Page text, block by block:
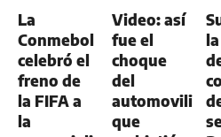
La
Conmebol
celebró el
freno de
la FIFA a
la
Video: así
fue el
choque
del
automovilista
que